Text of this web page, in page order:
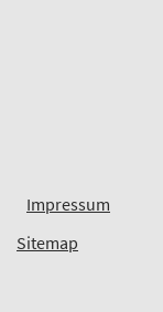
Impressum
Sitemap